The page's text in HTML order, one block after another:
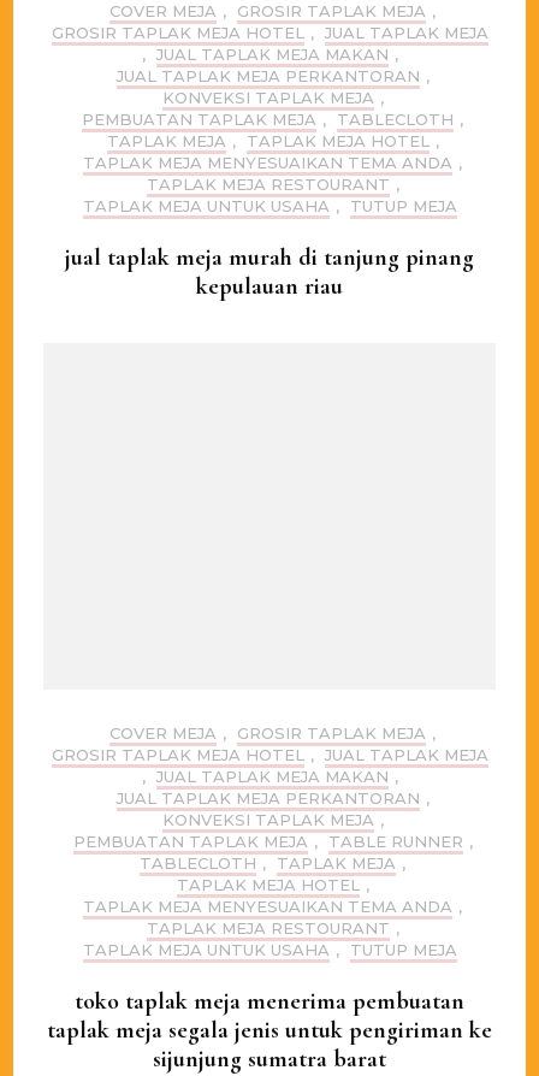
COVER MEJA , GROSIR TAPLAK MEJA ,
GROSIR TAPLAK MEJA HOTEL
, JUAL TAPLAK MEJA
, JUAL TAPLAK MEJA MAKAN ,
JUAL TAPLAK MEJA PERKANTORAN ,
KONVEKSI TAPLAK MEJA ,
PEMBUATAN TAPLAK MEJA , TABLECLOTH ,
TAPLAK MEJA , TAPLAK MEJA HOTEL
,
TAPLAK MEJA MENYESUAIKAN TEMA ANDA ,
TAPLAK MEJA RESTOURANT ,
TAPLAK MEJA UNTUK USAHA , TUTUP MEJA
jual taplak meja murah di tanjung pinang
kepulauan riau
COVER MEJA , GROSIR TAPLAK MEJA ,
GROSIR TAPLAK MEJA HOTEL , JUAL TAPLAK MEJA
, JUAL TAPLAK MEJA MAKAN ,
JUAL TAPLAK MEJA PERKANTORAN ,
KONVEKSI TAPLAK MEJA ,
PEMBUATAN TAPLAK MEJA , TABLE RUNNER ,
TABLECLOTH , TAPLAK MEJA ,
TAPLAK MEJA HOTEL ,
TAPLAK MEJA MENYESUAIKAN TEMA ANDA ,
TAPLAK MEJA RESTOURANT ,
TAPLAK MEJA UNTUK USAHA , TUTUP MEJA
toko taplak meja menerima pembuatan
taplak meja segala jenis untuk pengiriman ke
sijunjung sumatra barat